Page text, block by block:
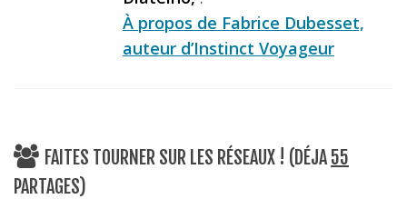
À propos de Fabrice Dubesset,
auteur d’Instinct Voyageur
FAITES TOURNER SUR LES RÉSEAUX ! (DÉJA 55
PARTAGES)